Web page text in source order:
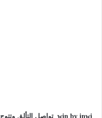
win by inwi تواصل التألق وتتوج